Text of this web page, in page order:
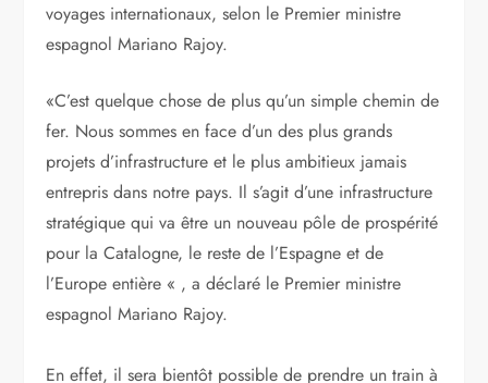
Figueras.
Mas le leader Catalan pour l’inauguration de la ligne
qui réduit le temps de parcours à moins d’une heure
entre les deux villes espagnoles.
Le réseau ferroviaire espagnol a mis fin à son
isolement avec l’Europe il y a trois ans, mais cette
ligne express marque une nouvelle frontière dans les
voyages internationaux, selon le Premier ministre